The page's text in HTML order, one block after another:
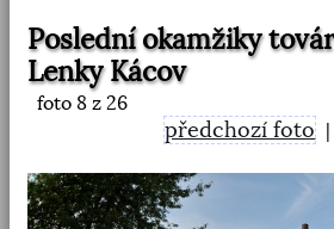
Poslední okamžiky
Lenky Kácov
foto 8 z 26
předchozí foto